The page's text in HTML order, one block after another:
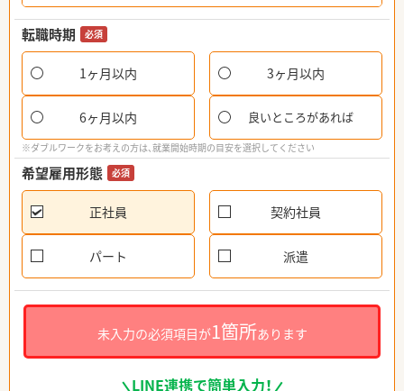
転職時期 必須
1ヶ月以内 3ヶ月以内
6ヶ月以内 良いところがあれば
※ダブルワークをお考えの方は、就業開始時期の目安を選択してください
希望雇用形態 必須
正社員 契約社員
パート 派遣
未入力の必須項目が1箇所あります
LINE連携で簡単入力！